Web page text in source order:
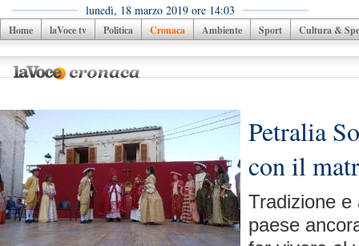
lunedì, 18 marzo 2019 ore 14:03
Home laVoce tv Politica Cronaca Ambiente Sport Cultura &
Petralia
con il
Tradizione e
paese